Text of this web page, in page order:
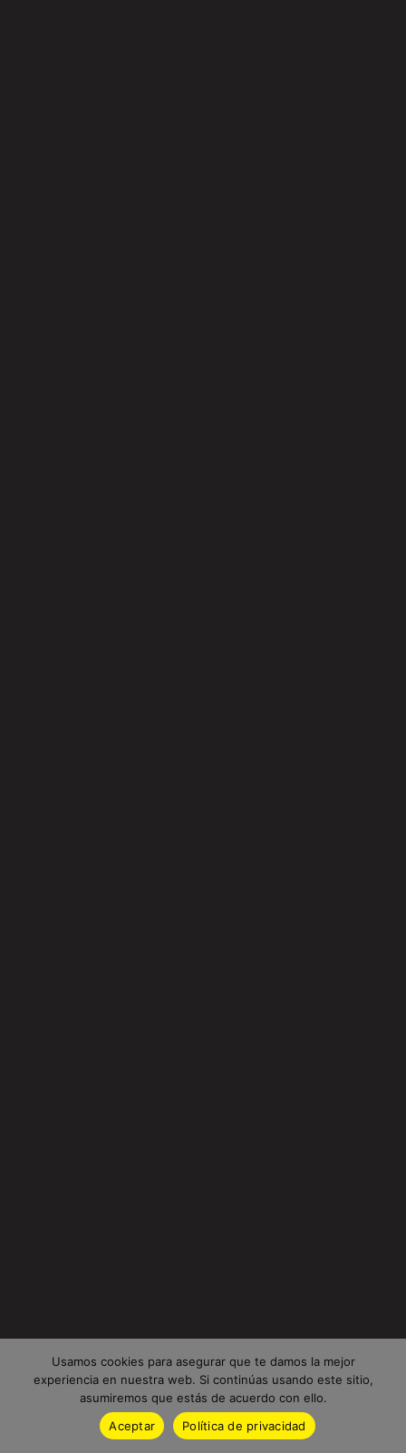
Usamos cookies para asegurar que te damos la mejor
experiencia en nuestra web. Si continúas usando este sitio,
asumiremos que estás de acuerdo con ello.
Aceptar
Política de privacidad